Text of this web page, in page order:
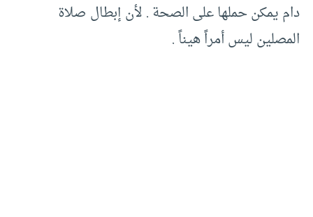
دام يمكن حملها على الصحة . لأن إبطال صلاة
المصلين ليس أمراً هيناً .